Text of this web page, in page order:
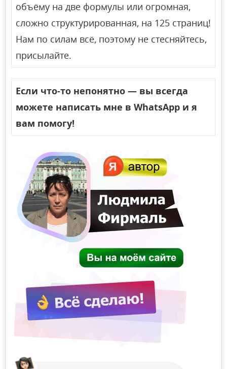
объёму на две формулы или огромная,
сложно структурированная, на 125 страниц!
Нам по силам всё, поэтому не стесняйтесь,
присылайте.
Если что-то непонятно — вы всегда
можете написать мне в WhatsApp и я
вам помогу!